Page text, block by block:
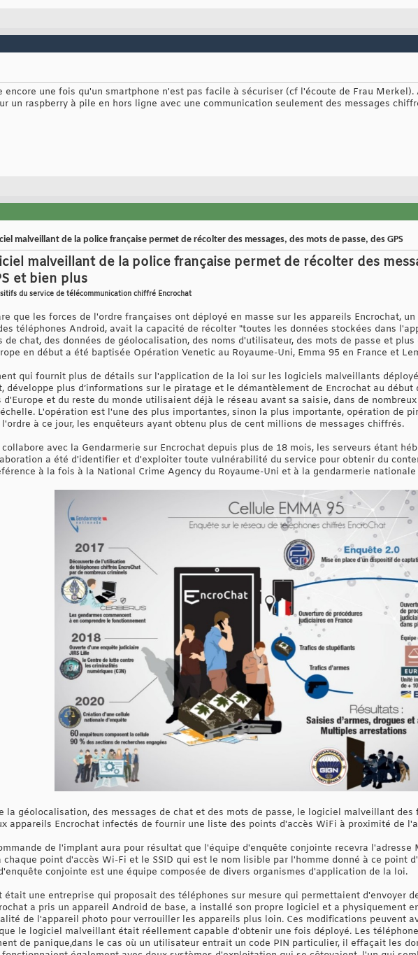
encore une fois qu'un smartphone n'est pas facile à sécuriser (cf l'écoute de Frau
un raspberry à pile en hors ligne avec une communication seulement des messages
malveillant de la police française permet de récolter des messages, des mots de passe, des GPS
malveillant de la police française permet de récolter des
et bien plus
du service de télécommunication chiffré Encrochat
que les forces de l'ordre françaises ont déployé en masse sur les appareils Encrochat,
téléphones Android, avait la capacité de récolter "toutes les données stockées dans
de chat, des données de géolocalisation, des noms d'utilisateur, des mots de passe et
en début a été baptisée Opération Venetic au Royaume-Uni, Emma 95 en France et
qui fournit plus de détails sur l'application de la loi sur les logiciels malveillants
développe plus d’informations sur le piratage et le démantèlement de Encrochat au
d'Europe et du reste du monde utilisaient déjà le réseau avant sa saisie, dans de
L'opération est l'une des plus importantes, sinon la plus importante, opération de
à ce jour, les enquêteurs ayant obtenu plus de cent millions de messages chiffrés.
collabore avec la Gendarmerie sur Encrochat depuis plus de 18 mois, les serveurs étant
a été d'identifier et d'exploiter toute vulnérabilité du service pour obtenir du
à la fois à la National Crime Agency du Royaume-Uni et à la gendarmerie
la géolocalisation, des messages de chat et des mots de passe, le logiciel malveillant
appareils Encrochat infectés de fournir une liste des points d'accès WiFi à proximité de
de l'implant aura pour résultat que l'équipe d'enquête conjointe recevra l'adresse
chaque point d'accès Wi-Fi et le SSID qui est le nom lisible par l'homme donné à ce point
conjointe est une équipe composée de divers organismes d'application de la loi.
était une entreprise qui proposait des téléphones sur mesure qui permettaient d'envoyer
a pris un appareil Android de base, a installé son propre logiciel et a physiquement
de l'appareil photo pour verrouiller les appareils plus loin. Ces modifications peuvent
le logiciel malveillant était réellement capable d'obtenir une fois déployé. Les
de panique,dans le cas où un utilisateur entrait un code PIN particulier, il effaçait les